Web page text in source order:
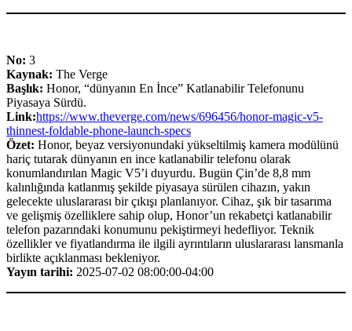
No: 3
Kaynak: The Verge
Başlık: Honor, “dünyanın En İnce” Katlanabilir Telefonunu
Piyasaya Sürdü.
Link:https://www.theverge.com/news/696456/honor-magic-v5-
thinnest-foldable-phone-launch-specs
Özet: Honor, beyaz versiyonundaki yükseltilmiş kamera modülünü
hariç tutarak dünyanın en ince katlanabilir telefonu olarak
konumlandırılan Magic V5’i duyurdu. Bugün Çin’de 8,8 mm
kalınlığında katlanmış şekilde piyasaya sürülen cihazın, yakın
gelecekte uluslararası bir çıkışı planlanıyor. Cihaz, şık bir tasarıma
ve gelişmiş özelliklere sahip olup, Honor’un rekabetçi katlanabilir
telefon pazarındaki konumunu pekiştirmeyi hedefliyor. Teknik
özellikler ve fiyatlandırma ile ilgili ayrıntıların uluslararası lansmanla
birlikte açıklanması bekleniyor.
Yayın tarihi: 2025-07-02 08:00:00-04:00